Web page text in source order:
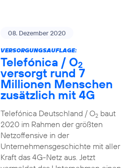
08. Dezember 2020
VERSORGUNGSAUFLAGE:
Telefónica / O2
versorgt rund 7
Millionen Menschen
zusätzlich mit 4G
Telefónica Deutschland / O2baut
2020 im Rahmen der größten
Netzoffensive in der
Unternehmensgeschichte mit aller
Kraft das 4G-Netz aus. Jetzt